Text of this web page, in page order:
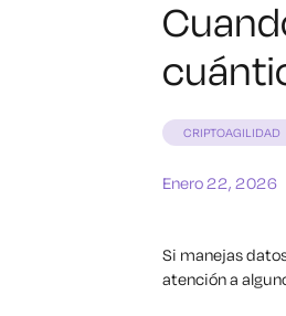
CRIPTOAGILIDAD
Enero 22, 2026
Si manejas
atención a